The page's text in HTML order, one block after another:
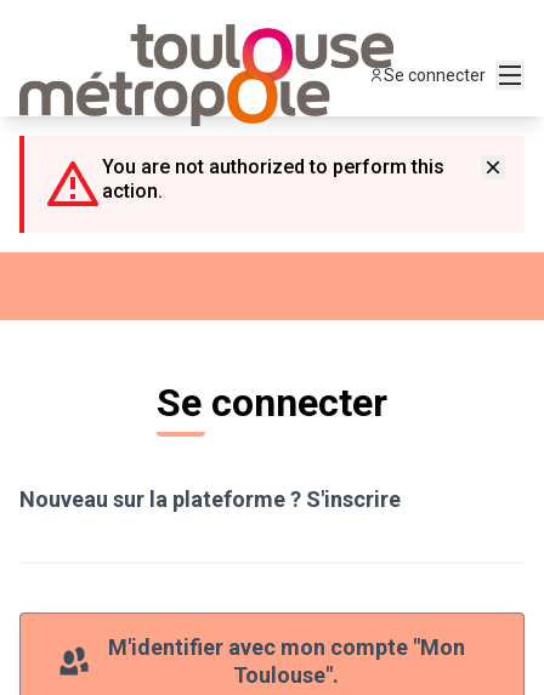
Se connecter
You are not authorized to perform this
action.
Se connecter
Nouveau sur la plateforme ? S'inscrire
M'identifier avec mon compte "Mon
Toulouse".